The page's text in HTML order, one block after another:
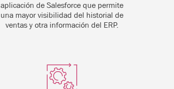
aplicación de Salesforce que permite
una mayor visibilidad del historial de
ventas y otra información del ERP.